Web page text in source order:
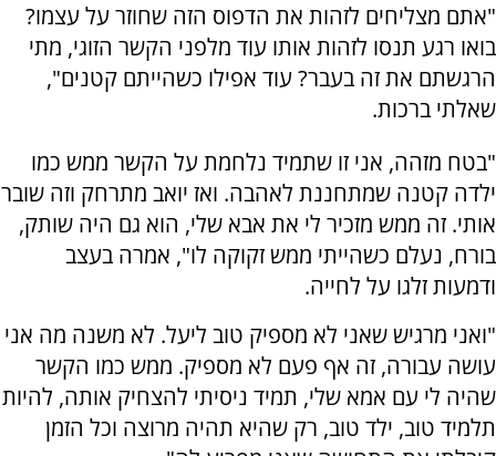
"אתם מצליחים לזהות את הדפוס הזה שחוזר על עצמו?
בואו רגע תנסו לזהות אותו עוד מלפני הקשר הזוגי, מתי
הרגשתם את זה בעבר? עוד אפילו כשהייתם קטנים",
שאלתי ברכות.
"בטח מזהה, אני זו שתמיד נלחמת על הקשר ממש כמו
ילדה קטנה שמתחננת לאהבה. ואז יואב מתרחק וזה שובר
אותי. זה ממש מזכיר לי את אבא שלי, הוא גם היה שותק,
בורח, נעלם כשהייתי ממש זקוקה לו", אמרה בעצב
ודמעות זלגו על לחייה.
"ואני מרגיש שאני לא מספיק טוב ליעל. לא משנה מה אני
עושה עבורה, זה אף פעם לא מספיק. ממש כמו הקשר
שהיה לי עם אמא שלי, תמיד ניסיתי להצחיק אותה, להיות
תלמיד טוב, ילד טוב, רק שהיא תהיה מרוצה וכל הזמן